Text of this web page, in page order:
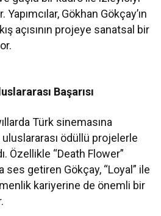
Gökhan Gökçay’ın
açısının projeye sanatsal bir
Başarısı
Türk sinemasına
uluslararası ödüllü projelerle
Özellikle “Death Flower”
ses getiren Gökçay, “Loyal” ile
kariyerine de önemli bir